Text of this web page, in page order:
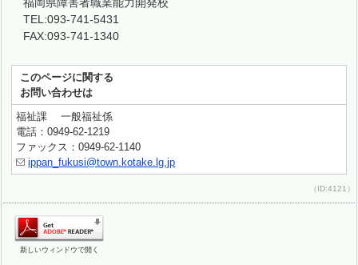
TEL:093-741-5431
FAX:093-741-1340
このページに関する
お問い合わせは
福祉課 一般福祉係
電話：0949-62-1219
ファックス：0949-62-1140
ippan_fukusi@town.kotake.lg.jp
（ID:4121）
新しいウィンドウで開く